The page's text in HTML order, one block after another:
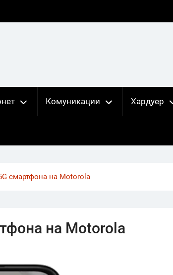
Комуникации Хардуер
смартфона на Motorola
на Motorola